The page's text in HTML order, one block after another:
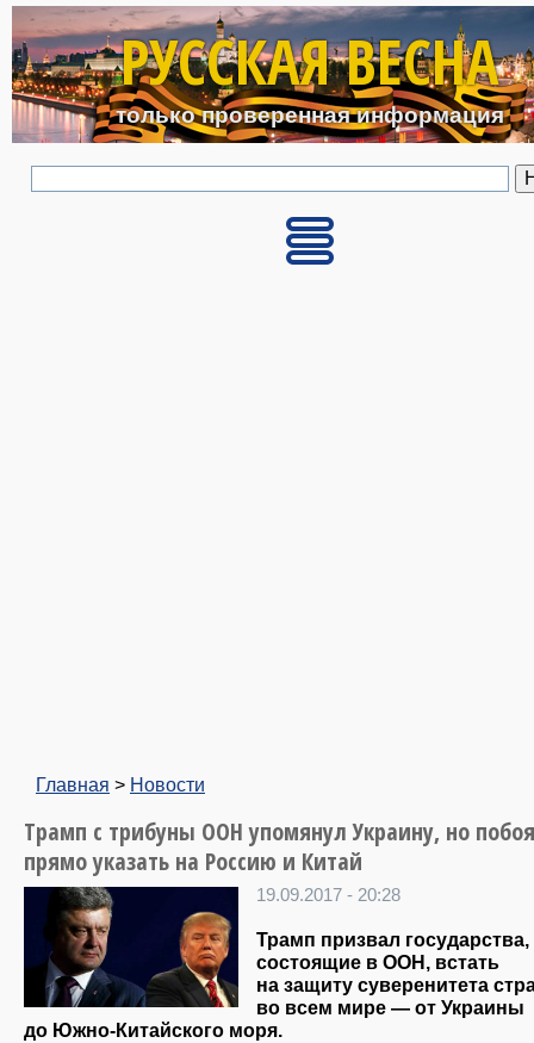
Перейти к основному
РУССКАЯ ВЕСНА
только проверенная информация
Главная > Новости
Трамп с трибуны ООН упомянул Украину, но
прямо указать на Россию и Китай
19.09.2017 - 20:28
Трамп призвал государства,
состоящие в ООН, встать
на защиту суверенитета
во всем мире — от Украины
до Южно-Китайского моря.